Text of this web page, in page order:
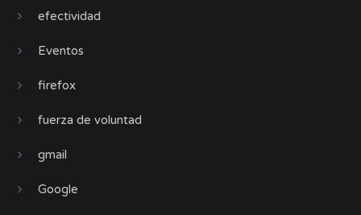
efectividad
Eventos
firefox
fuerza de voluntad
gmail
Google